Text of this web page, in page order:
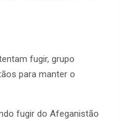
fugir, grupo
para manter o
fugir do Afeganistão